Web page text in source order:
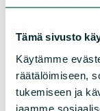
Tämä sivusto
Käytämme
räätälöimiseen,
tukemiseen ja
jaamme